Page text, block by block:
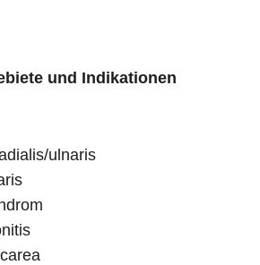
und Indikationen
ulnaris